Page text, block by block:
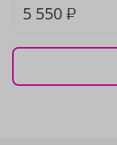
5 550 ₽